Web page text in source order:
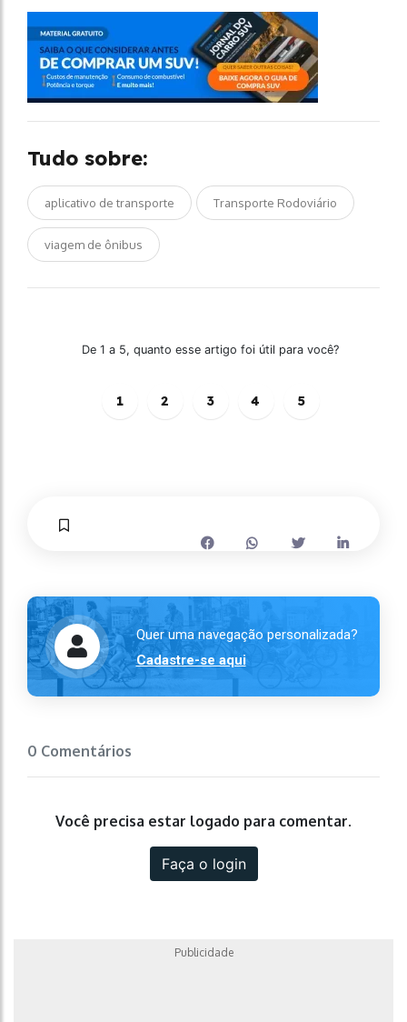
Tudo sobre:
aplicativo de transporte Transporte Rodoviário
viagem de ônibus
De 1 a 5, quanto esse artigo foi útil para você?
1 2 3 4 5
Quer uma navegação personalizada?
Cadastre-se aqui
0 Comentários
Você precisa estar logado para comentar.
Faça o login
Publicidade